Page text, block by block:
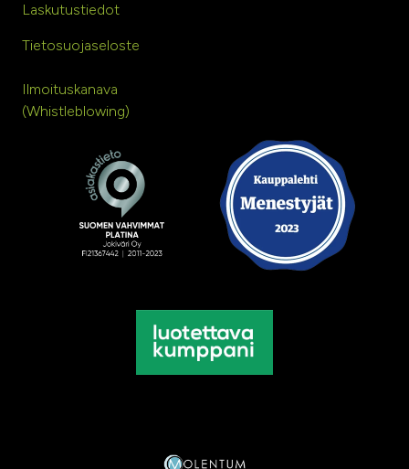
Laskutustiedot
Tietosuojaseloste
Ilmoituskanava
(Whistleblowing)